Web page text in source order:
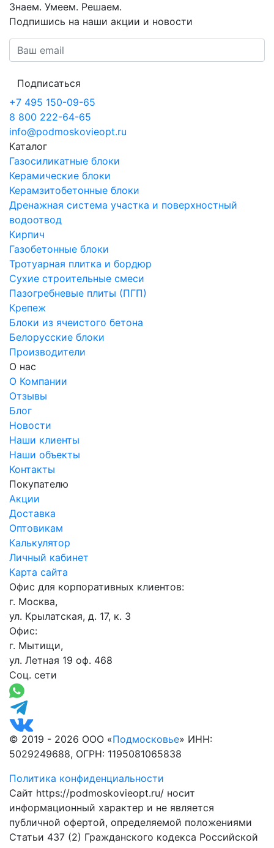
Знаем. Умеем. Решаем.
Подпишись на наши акции и новости
Подписаться
+7 495 150-09-65
8 800 222-64-65
info@podmoskovieopt.ru
Каталог
Газосиликатные блоки
Керамические блоки
Керамзитобетонные блоки
Дренажная система участка и поверхностный
водоотвод
Кирпич
Газобетонные блоки
Тротуарная плитка и бордюр
Сухие строительные смеси
Пазогребневые плиты (ПГП)
Крепеж
Блоки из ячеистого бетона
Белорусские блоки
Производители
О нас
О Компании
Отзывы
Блог
Новости
Наши клиенты
Наши объекты
Контакты
Покупателю
Акции
Доставка
Оптовикам
Калькулятор
Личный кабинет
Карта сайта
Офис для корпоративных клиентов:
г. Москва,
ул. Крылатская, д. 17, к. 3
Офис:
г. Мытищи,
ул. Летная 19 оф. 468
Соц. сети
© 2019 - 2026 ООО «Подмосковье» ИНН:
5029249688, ОГРН: 1195081065838
Политика конфиденциальности
Сайт https://podmoskovieopt.ru/ носит
информационный характер и не является
публичной офертой, определяемой положениями
Статьи 437 (2) Гражданского кодекса Российской